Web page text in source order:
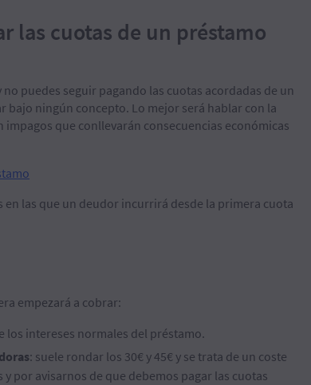
las cuotas de un préstamo
puedes seguir pagando las cuotas acordadas de un
bajo ningún concepto. Lo mejor será hablar con la
impagos que conllevarán consecuencias económicas
las que un deudor incurrirá desde la primera cuota
empezará a cobrar:
los intereses normales del préstamo.
: suele rondar los 30€ y 45€ y se trata de un coste
por avisarnos de que debemos pagar las cuotas